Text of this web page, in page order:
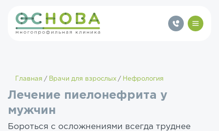
Главная Врачи для взрослых Нефрология
Лечение пиелонефрита у
мужчин
Бороться с осложнениями всегда труднее